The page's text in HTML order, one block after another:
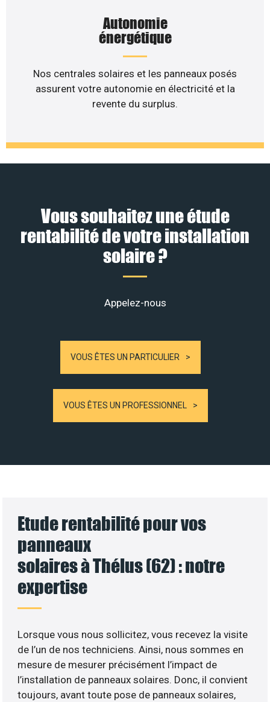
Autonomie
énergétique
Nos centrales solaires et les panneaux posés
assurent votre autonomie en électricité et la
revente du surplus.
Vous souhaitez une étude
rentabilité de votre installation
solaire ?
Appelez-nous
VOUS ÊTES UN PARTICULIER
VOUS ÊTES UN PROFESSIONNEL
Etude rentabilité pour vos
panneaux
solaires à Thélus (62) : notre
expertise
Lorsque vous nous sollicitez, vous recevez la visite
de l’un de nos techniciens. Ainsi, nous sommes en
mesure de mesurer précisément l’impact de
l’installation de panneaux solaires. Donc, il convient
toujours, avant toute pose de panneaux solaires,